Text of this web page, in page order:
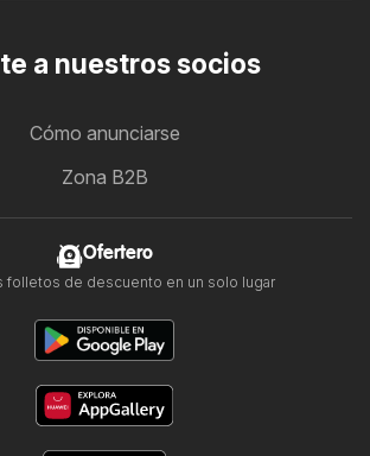
a nuestros socios
Cómo anunciarse
Zona B2B
Ofertero
folletos de descuento en un solo lugar